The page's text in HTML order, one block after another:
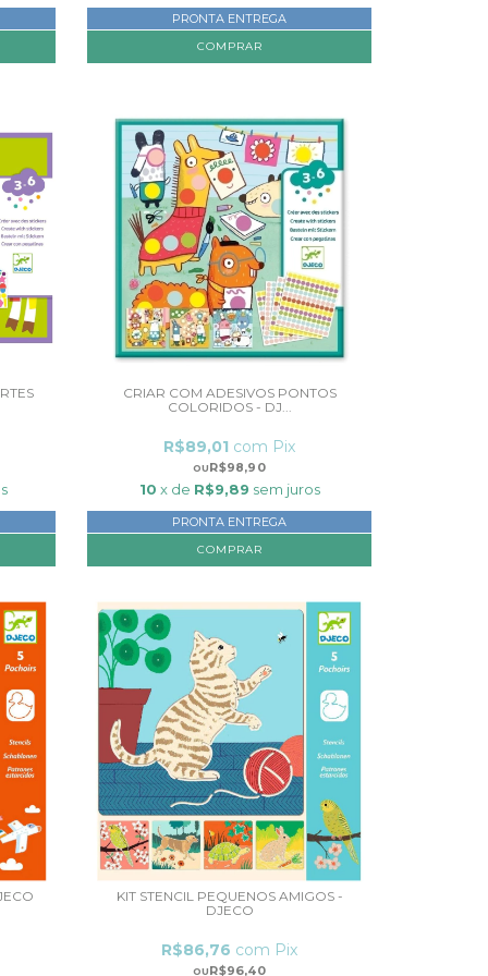
PRONTA ENTREGA
COMPRAR
CRIAR COM ADESIVOS PONTOS
COLORIDOS - DJ...
R$98,90
R$89,01 com Pix
10 x de R$9,89 sem juros
PRONTA ENTREGA
KIT STENCIL PEQUENOS AMIGOS -
DJECO
R$96,40
R$86,76 com Pix